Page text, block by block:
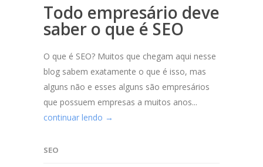
Todo empresário deve
saber o que é SEO
O que é SEO? Muitos que chegam aqui nesse
blog sabem exatamente o que é isso, mas
alguns não e esses alguns são empresários
que possuem empresas a muitos anos...
continuar lendo →
SEO